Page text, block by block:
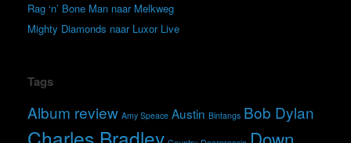
Rag ‘n’ Bone Man naar Melkweg
Mighty Diamonds naar Luxor Live
Tags
Album review Amy Speace Austin Bintangs Bob Dylan